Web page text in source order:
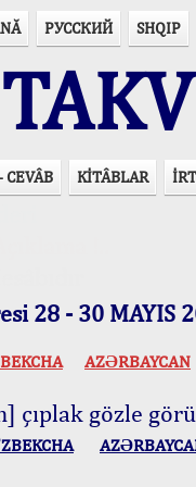
РУССКИЙ SHQIP
CEVÂB KİTÂBLAR
28 - 30 MAYIS
AZӘRBAYCAN
çıplak gözle